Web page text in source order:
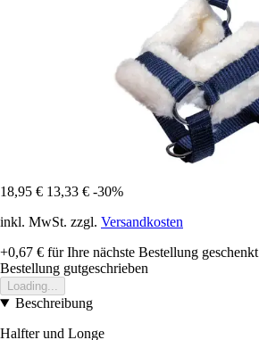
18,95 € 13,33 € -30%
inkl. MwSt. zzgl. Versandkosten
+0,67 € für Ihre nächste Bestellung geschenkt
Bestellung gutgeschrieben
Loading...
Beschreibung
Halfter und Longe